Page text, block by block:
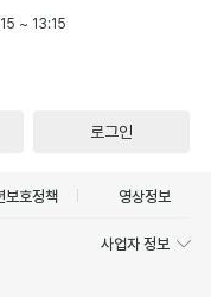
~ 13:15
로그인
보호정책 영상정보
사업자 정보